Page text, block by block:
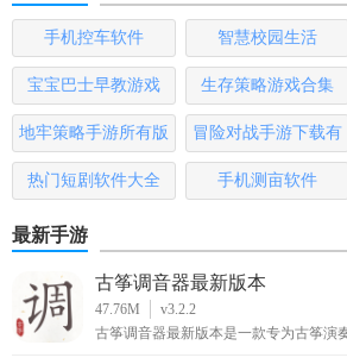
手机控车软件 智慧校园生活
宝宝巴士早教游戏 生存策略游戏合集
地牢策略手游所有版
本
冒险对战手游下载有
哪些
热门短剧软件大全 手机测亩软件
最新手游
古筝调音器最新版本
47.76M
v3.2.2
古筝调音器最新版本是一款专为古筝演奏